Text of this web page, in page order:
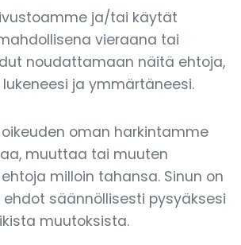
ja/tai käytät
vieraana tai
noudattamaan näitä ehtoja,
ja ymmärtäneesi.
oman harkintamme
muuttaa tai muuten
milloin tahansa. Sinun on
säännöllisesti pysyäksesi
muutoksista.